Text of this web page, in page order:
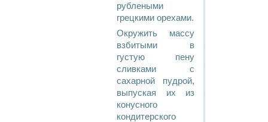
рублеными
грецкими орехами.
Окружить массу
взбитыми в
густую пену
сливками с
сахарной пудрой,
выпуская их из
конусного
кондитерского